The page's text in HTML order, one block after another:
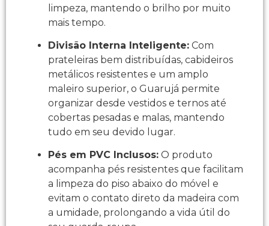
limpeza, mantendo o brilho por muito
mais tempo.
Divisão Interna Inteligente: Com
prateleiras bem distribuídas, cabideiros
metálicos resistentes e um amplo
maleiro superior, o Guarujá permite
organizar desde vestidos e ternos até
cobertas pesadas e malas, mantendo
tudo em seu devido lugar.
Pés em PVC Inclusos: O produto
acompanha pés resistentes que facilitam
a limpeza do piso abaixo do móvel e
evitam o contato direto da madeira com
a umidade, prolongando a vida útil do